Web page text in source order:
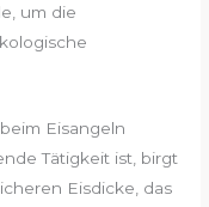
um die
Eisangeln
Tätigkeit ist, birgt
Eisdicke, das